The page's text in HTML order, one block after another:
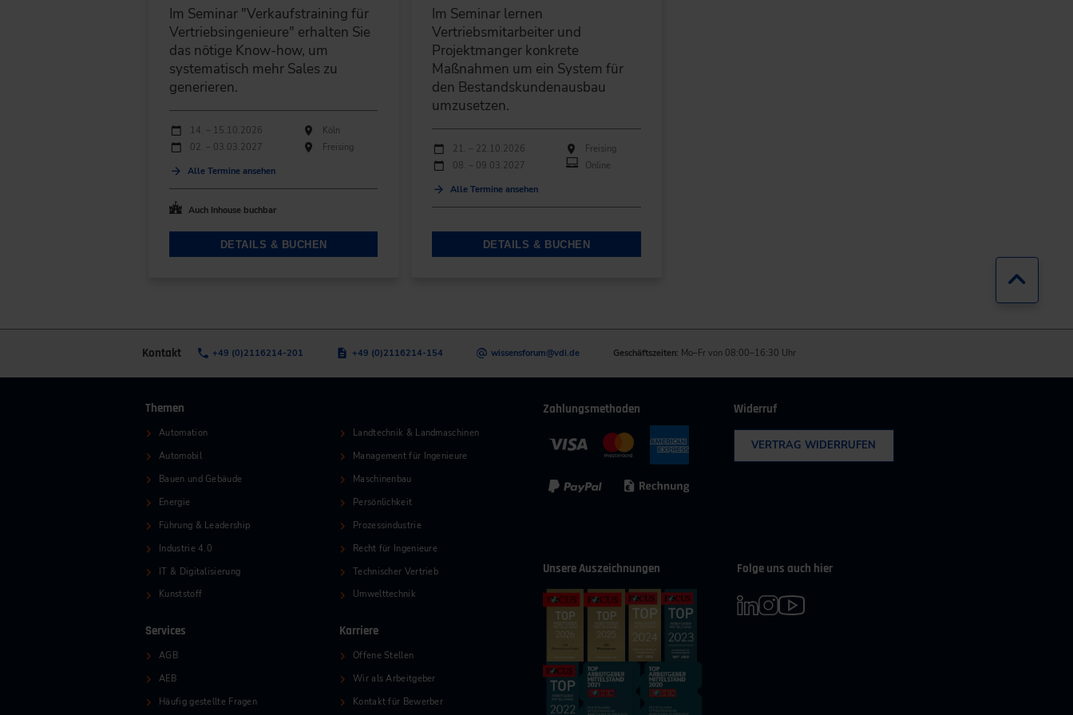
Im Seminar "Verkaufstraining für
Vertriebsingenieure" erhalten Sie
das nötige Know-how, um
systematisch mehr Sales zu
generieren.
Durchführungen
Veranstaltungsdatum Veranstaltungsort
14. – 15.10.2026
Köln
02. – 03.03.2027
Freising
Alle Termine ansehen
Auch Inhouse buchbar
DETAILS & BUCHEN
Im Seminar lernen
Vertriebsmitarbeiter und
Projektmanger konkrete
Maßnahmen um ein System für
den Bestandskundenausbau
umzusetzen.
Durchführungen
Veranstaltungsdatum Veranstaltungsort
21. – 22.10.2026
Freising
08. – 09.03.2027
Online
Alle Termine ansehen
DETAILS & BUCHEN
Kontakt +49 (0)2116214-201 +49 (0)2116214-154 wissensforum@vdi.de Geschäftszeiten: Mo–Fr von 08:00–16:30 Uhr
Themen
Automation
Automobil
Bauen und Gebäude
Energie
Führung & Leadership
Industrie 4.0
IT & Digitalisierung
Kunststoff
Landtechnik & Landmaschinen
Management für Ingenieure
Maschinenbau
Persönlichkeit
Prozessindustrie
Recht für Ingenieure
Technischer Vertrieb
Umwelttechnik
Services
AGB
AEB
Häufig gestellte Fragen
Karriere
Offene Stellen
Wir als Arbeitgeber
Kontakt für Bewerber
Zahlungsmethoden Widerruf
VERTRAG WIDERRUFEN
Unsere Auszeichnungen Folge uns auch hier